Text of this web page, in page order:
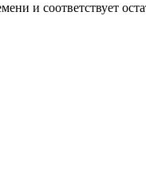
и соответствует